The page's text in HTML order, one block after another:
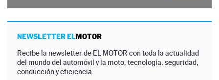
NEWSLETTER ELMOTOR
Recibe la newsletter de EL MOTOR con toda la actualidad
del mundo del automóvil y la moto, tecnología, seguridad,
conducción y eficiencia.